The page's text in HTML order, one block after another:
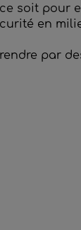
ce soit pour
en
par